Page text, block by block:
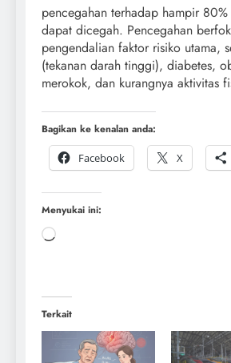
pencegahan terhadap hampir 80%
dapat dicegah. Pencegahan
pengendalian faktor risiko utama,
(tekanan darah tinggi), diabetes,
merokok, dan kurangnya aktivitas
Bagikan ke kenalan anda:
Facebook
X
Menyukai ini:
Terkait